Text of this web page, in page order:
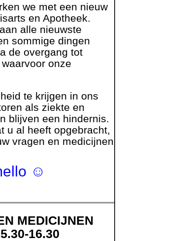
we met een nieuw
en Apotheek.
alle nieuwste
sommige dingen
de overgang tot
onze
te krijgen in ons
als ziekte en
blijven een hindernis.
u al heeft opgebracht,
vragen en medicijnen
☺
MEDICIJNEN
15.30-16.30